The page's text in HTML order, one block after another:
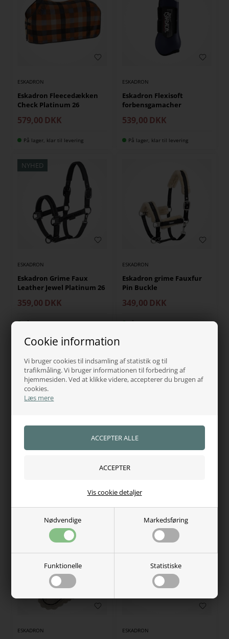
Cookie information
Vi bruger cookies til indsamling af statistik og til
trafikmåling. Vi bruger informationen til forbedring af
hjemmesiden. Ved at klikke videre, accepterer du brugen af
cookies.
Læs mere
Nødvendige Markedsføring
Funktionelle Statistiske
Vis cookie detaljer
ESKADRON
Eskadron Fleecedækken
Check Platinum 26
579,00 DKK
På lager, klar til levering
ESKADRON
Eskadron Flexisoft
forbensgamacher
539,00 DKK
På lager, klar til levering
NYHED
ESKADRON
Eskadron Grime Faux
Leather Jewel Platinum 26
359,00 DKK
På lager, klar til levering
ESKADRON
Eskadron grime Fauxfur
Pin Buckle
349,00 DKK
På lager, klar til levering
NYHED
ESKADRON
Faux Leather Platinum 26
På lager, klar til levering På lager, klar til levering
ESKADRON ESKADRON